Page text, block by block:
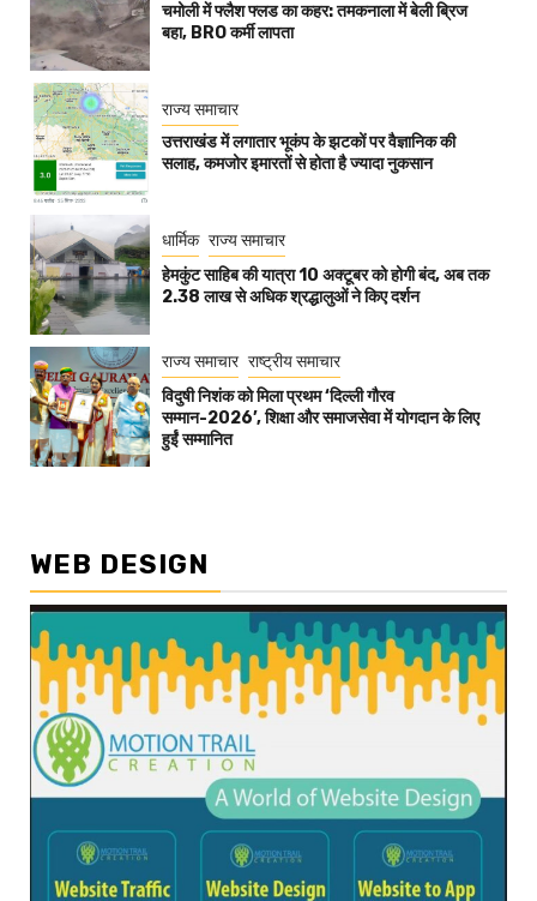
चमोली में फ्लैश फ्लड का कहर: तमकनाला में बेली ब्रिज
बहा, BRO कर्मी लापता
राज्य समाचार
उत्तराखंड में लगातार भूकंप के झटकों पर वैज्ञानिक की
सलाह, कमजोर इमारतों से होता है ज्यादा नुकसान
धार्मिक राज्य समाचार
हेमकुंट साहिब की यात्रा 10 अक्टूबर को होगी बंद, अब तक
2.38 लाख से अधिक श्रद्धालुओं ने किए दर्शन
राज्य समाचार राष्ट्रीय समाचार
विदुषी निशंक को मिला प्रथम ‘दिल्ली गौरव
सम्मान-2026’, शिक्षा और समाजसेवा में योगदान के लिए
हुईं सम्मानित
WEB DESIGN